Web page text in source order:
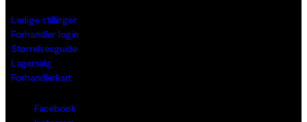
Ledige stillinger
Forhandler login
Størrelsesguide
Lagersalg
Forhandlerkart
Facebook